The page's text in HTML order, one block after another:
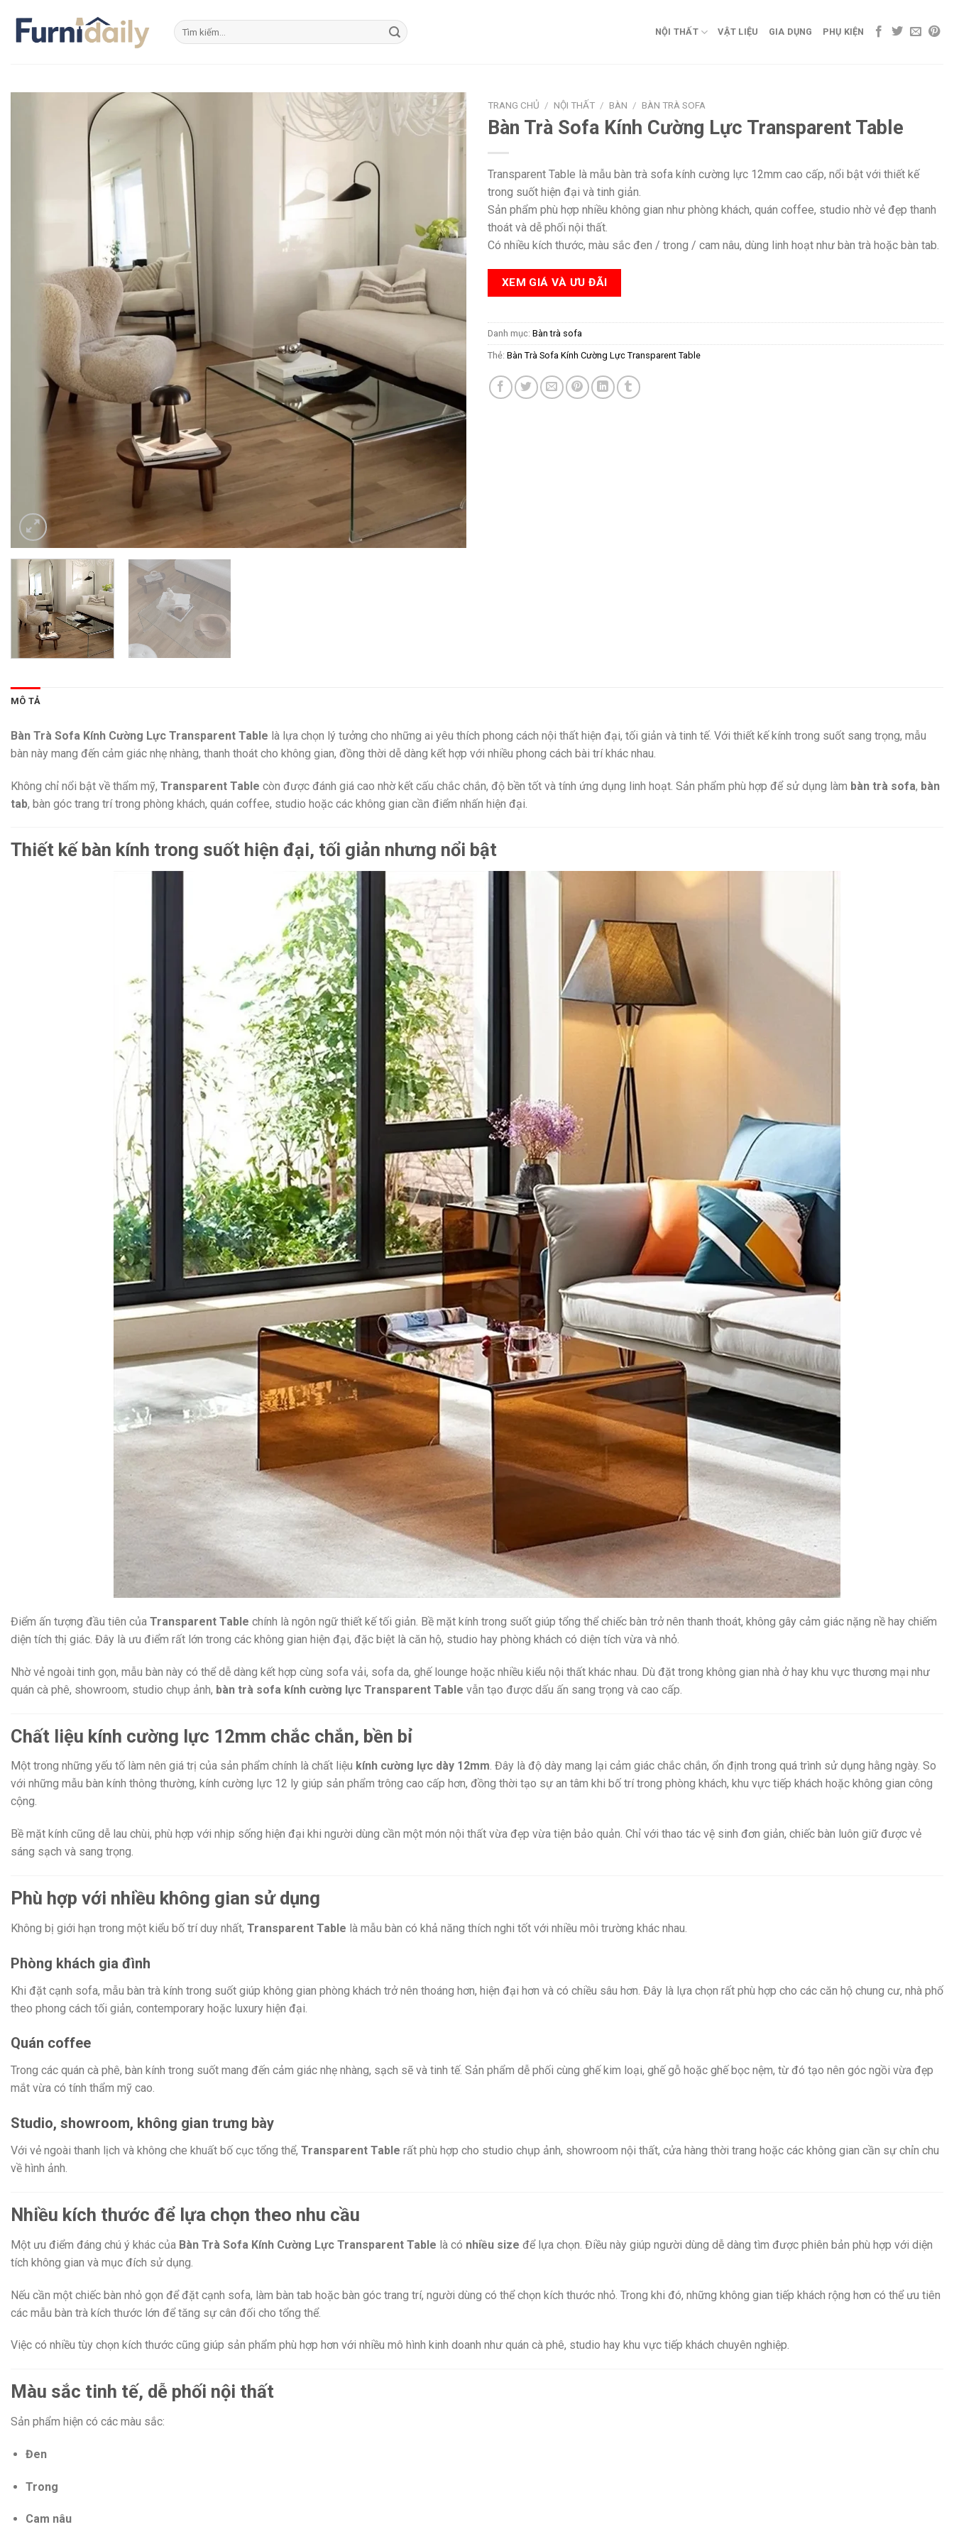
content
Tìm
kiếm:
NỘI THẤT VẬT LIỆU GIA DỤNG PHỤ KIỆN
TRANG CHỦ / NỘI THẤT / BÀN / BÀN TRÀ SOFA
Bàn Trà Sofa Kính Cường Lực Transparent Table
Transparent Table là mẫu bàn trà sofa kính cường lực 12mm cao cấp, nổi bật với thiết kế
trong suốt hiện đại và tinh giản.
Sản phẩm phù hợp nhiều không gian như phòng khách, quán coffee, studio nhờ vẻ đẹp thanh
thoát và dễ phối nội thất.
Có nhiều kích thước, màu sắc đen / trong / cam nâu, dùng linh hoạt như bàn trà hoặc bàn tab.
XEM GIÁ VÀ ƯU ĐÃI
Danh mục: Bàn trà sofa
Thẻ: Bàn Trà Sofa Kính Cường Lực Transparent Table
MÔ TẢ
Bàn Trà Sofa Kính Cường Lực Transparent Table là lựa chọn lý tưởng cho những ai yêu thích phong cách nội thất hiện đại, tối giản và tinh tế. Với thiết kế kính trong suốt sang trọng, mẫu
bàn này mang đến cảm giác nhẹ nhàng, thanh thoát cho không gian, đồng thời dễ dàng kết hợp với nhiều phong cách bài trí khác nhau.
Không chỉ nổi bật về thẩm mỹ, Transparent Table còn được đánh giá cao nhờ kết cấu chắc chắn, độ bền tốt và tính ứng dụng linh hoạt. Sản phẩm phù hợp để sử dụng làm bàn trà sofa, bàn
tab, bàn góc trang trí trong phòng khách, quán coffee, studio hoặc các không gian cần điểm nhấn hiện đại.
Thiết kế bàn kính trong suốt hiện đại, tối giản nhưng nổi bật
Điểm ấn tượng đầu tiên của Transparent Table chính là ngôn ngữ thiết kế tối giản. Bề mặt kính trong suốt giúp tổng thể chiếc bàn trở nên thanh thoát, không gây cảm giác nặng nề hay chiếm
diện tích thị giác. Đây là ưu điểm rất lớn trong các không gian hiện đại, đặc biệt là căn hộ, studio hay phòng khách có diện tích vừa và nhỏ.
Nhờ vẻ ngoài tinh gọn, mẫu bàn này có thể dễ dàng kết hợp cùng sofa vải, sofa da, ghế lounge hoặc nhiều kiểu nội thất khác nhau. Dù đặt trong không gian nhà ở hay khu vực thương mại như
quán cà phê, showroom, studio chụp ảnh, bàn trà sofa kính cường lực Transparent Table vẫn tạo được dấu ấn sang trọng và cao cấp.
Chất liệu kính cường lực 12mm chắc chắn, bền bỉ
Một trong những yếu tố làm nên giá trị của sản phẩm chính là chất liệu kính cường lực dày 12mm. Đây là độ dày mang lại cảm giác chắc chắn, ổn định trong quá trình sử dụng hằng ngày. So
với những mẫu bàn kính thông thường, kính cường lực 12 ly giúp sản phẩm trông cao cấp hơn, đồng thời tạo sự an tâm khi bố trí trong phòng khách, khu vực tiếp khách hoặc không gian công
cộng.
Bề mặt kính cũng dễ lau chùi, phù hợp với nhịp sống hiện đại khi người dùng cần một món nội thất vừa đẹp vừa tiện bảo quản. Chỉ với thao tác vệ sinh đơn giản, chiếc bàn luôn giữ được vẻ
sáng sạch và sang trọng.
Phù hợp với nhiều không gian sử dụng
Không bị giới hạn trong một kiểu bố trí duy nhất, Transparent Table là mẫu bàn có khả năng thích nghi tốt với nhiều môi trường khác nhau.
Phòng khách gia đình
Khi đặt cạnh sofa, mẫu bàn trà kính trong suốt giúp không gian phòng khách trở nên thoáng hơn, hiện đại hơn và có chiều sâu hơn. Đây là lựa chọn rất phù hợp cho các căn hộ chung cư, nhà phố
theo phong cách tối giản, contemporary hoặc luxury hiện đại.
Quán coffee
Trong các quán cà phê, bàn kính trong suốt mang đến cảm giác nhẹ nhàng, sạch sẽ và tinh tế. Sản phẩm dễ phối cùng ghế kim loại, ghế gỗ hoặc ghế bọc nệm, từ đó tạo nên góc ngồi vừa đẹp
mắt vừa có tính thẩm mỹ cao.
Studio, showroom, không gian trưng bày
Với vẻ ngoài thanh lịch và không che khuất bố cục tổng thể, Transparent Table rất phù hợp cho studio chụp ảnh, showroom nội thất, cửa hàng thời trang hoặc các không gian cần sự chỉn chu
về hình ảnh.
Nhiều kích thước để lựa chọn theo nhu cầu
Một ưu điểm đáng chú ý khác của Bàn Trà Sofa Kính Cường Lực Transparent Table là có nhiều size để lựa chọn. Điều này giúp người dùng dễ dàng tìm được phiên bản phù hợp với diện
tích không gian và mục đích sử dụng.
Nếu cần một chiếc bàn nhỏ gọn để đặt cạnh sofa, làm bàn tab hoặc bàn góc trang trí, người dùng có thể chọn kích thước nhỏ. Trong khi đó, những không gian tiếp khách rộng hơn có thể ưu tiên
các mẫu bàn trà kích thước lớn để tăng sự cân đối cho tổng thể.
Việc có nhiều tùy chọn kích thước cũng giúp sản phẩm phù hợp hơn với nhiều mô hình kinh doanh như quán cà phê, studio hay khu vực tiếp khách chuyên nghiệp.
Màu sắc tinh tế, dễ phối nội thất
Sản phẩm hiện có các màu sắc:
Đen
Trong
Cam nâu